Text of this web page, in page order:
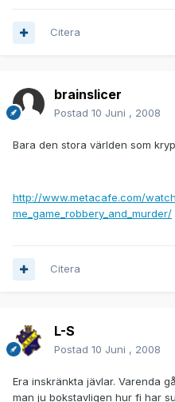
Citera
brainslicer
Postad 10 Juni , 2008
Bara den stora världen som
http://www.metacafe.com/
me_game_robbery_and_murder/
Citera
L-S
Postad 10 Juni , 2008
Era inskränkta jävlar. Varenda
man ju bokstavligen hur fi har